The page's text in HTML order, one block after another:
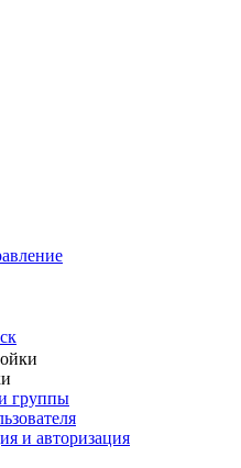
группы
и авторизация